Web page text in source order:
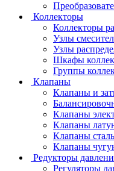
Коллекторы
Коллекторы
Узлы
Узлы
Шкафы
Группы
Клапаны
Клапаны и
Клапаны
Клапаны
Клапаны
Клапаны
Редукторы
Регуляторы